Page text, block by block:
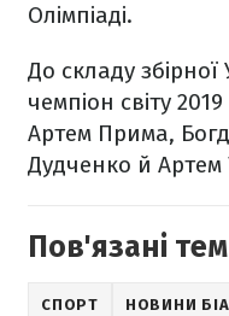
Олімпіаді.
До складу
чемпіон світу
Артем Прима,
Дудченко й
Пов'язані
СПОРТ НОВИНИ